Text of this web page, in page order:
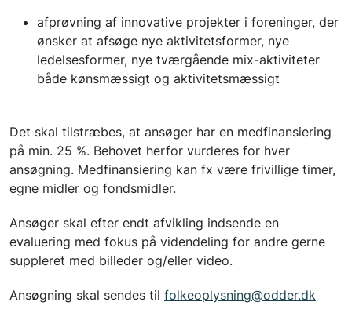
afprøvning af innovative projekter i foreninger, der
ønsker at afsøge nye aktivitetsformer, nye
ledelsesformer, nye tværgående mix-aktiviteter
både kønsmæssigt og aktivitetsmæssigt
Det skal tilstræbes, at ansøger har en medfinansiering
på min. 25 %. Behovet herfor vurderes for hver
ansøgning. Medfinansiering kan fx være frivillige timer,
egne midler og fondsmidler.
Ansøger skal efter endt afvikling indsende en
evaluering med fokus på videndeling for andre gerne
suppleret med billeder og/eller video.
Ansøgning skal sendes til folkeoplysning@odder.dk